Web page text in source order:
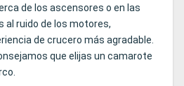
de los ascensores o en las
al ruido de los motores,
de crucero más agradable.
que elijas un camarote